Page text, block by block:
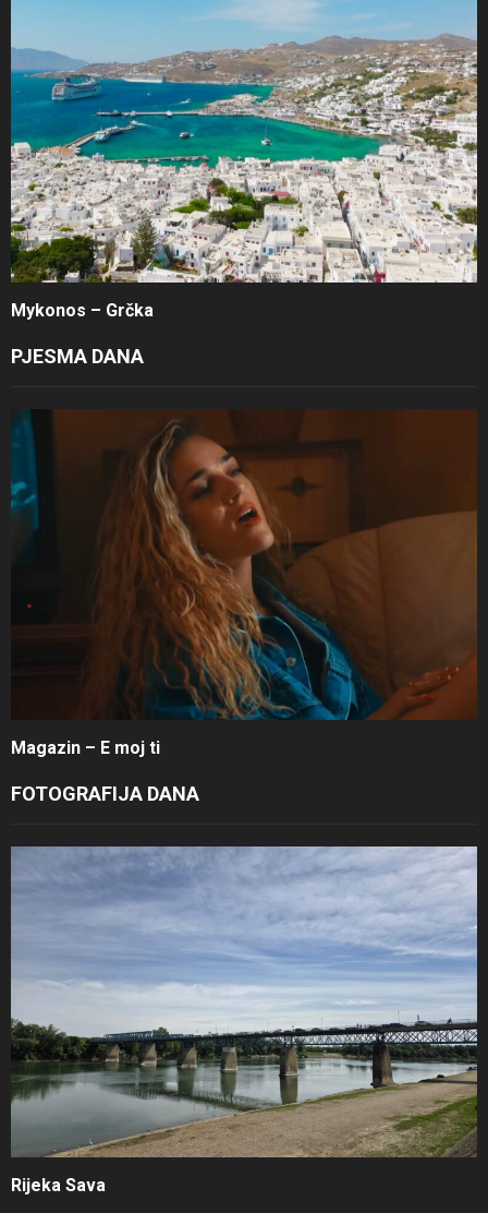
Mykonos – Grčka
PJESMA DANA
Magazin – E moj ti
FOTOGRAFIJA DANA
Rijeka Sava